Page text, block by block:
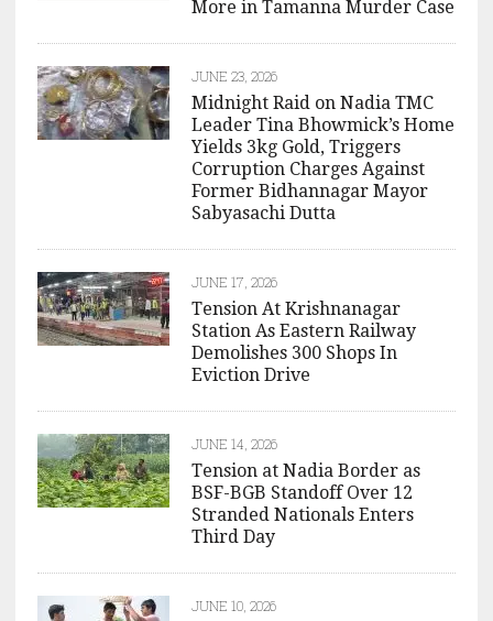
More in Tamanna Murder Case
JUNE 23, 2026
Midnight Raid on Nadia TMC
Leader Tina Bhowmick’s Home
Yields 3kg Gold, Triggers
Corruption Charges Against
Former Bidhannagar Mayor
Sabyasachi Dutta
JUNE 17, 2026
Tension At Krishnanagar
Station As Eastern Railway
Demolishes 300 Shops In
Eviction Drive
JUNE 14, 2026
Tension at Nadia Border as
BSF-BGB Standoff Over 12
Stranded Nationals Enters
Third Day
JUNE 10, 2026